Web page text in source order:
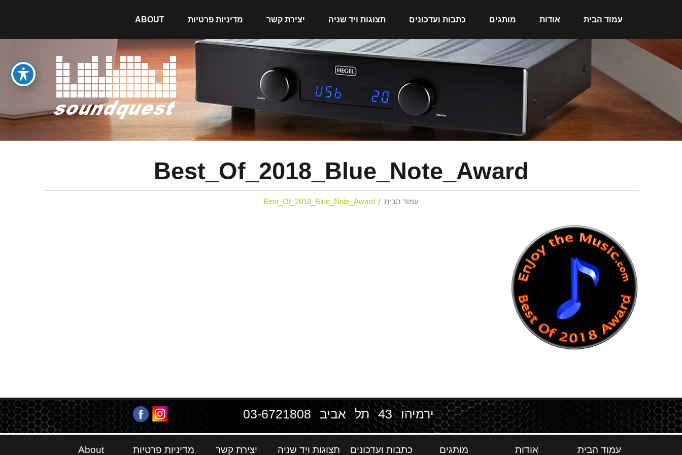
עמוד הבית אודות מותגים כתבות ועדכונים תצוגות ויד שניה יצירת קשר מדיניות פרטיות ABOUT
Best_Of_2018_Blue_Note_Award
עמוד הבית Best_Of_2018_Blue_Note_Award
ירמיהו 43 תל אביב 03-6721808
עמוד הבית אודות מותגים כתבות ועדכונים תצוגות ויד שניה יצירת קשר מדיניות פרטיות About